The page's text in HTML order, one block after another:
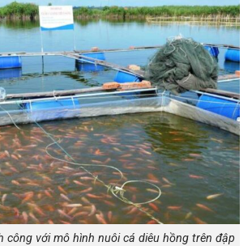
công với mô hình nuôi cá diêu hồng trên đập